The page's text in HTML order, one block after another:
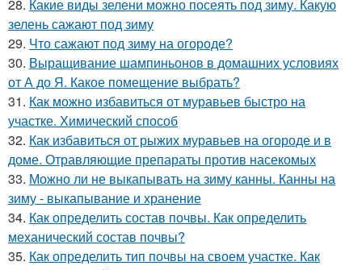
28. Какие виды зелени можно посеять под зиму. Какую
зелень сажают под зиму
29. Что сажают под зиму на огороде?
30. Выращивание шампиньонов в домашних условиях
от А до Я. Какое помещение выбрать?
31. Как можно избавиться от муравьев быстро на
участке. Химический способ
32. Как избавиться от рыжих муравьев на огороде и в
доме. Отравляющие препараты против насекомых
33. Можно ли не выкапывать на зиму канны. Канны на
зиму - выкапывание и хранение
34. Как определить состав почвы. Как определить
механический состав почвы?
35. Как определить тип почвы на своем участке. Как